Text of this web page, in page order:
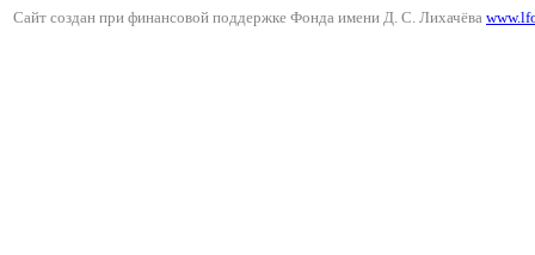
Сайт создан при финансовой поддержке Фонда имени Д. С. Лихачёва